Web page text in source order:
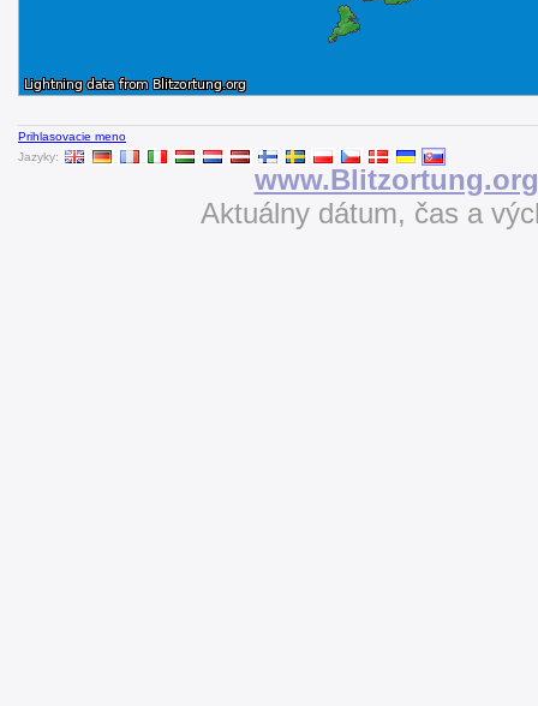
Prihlasovacie meno
Jazyky:
www.Blitzortung.org
Aktuálny dátum, čas a